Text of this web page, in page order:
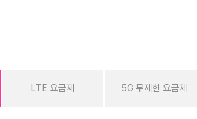
LTE 요금제 5G 무제한 요금제